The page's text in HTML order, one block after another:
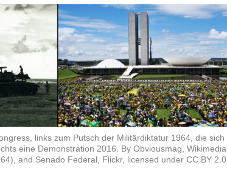
links zum Putsch der Militärdiktatur 1964, die sich
eine Demonstration 2016. By Obviousmag, Wikimedia
and Senado Federal, Flickr, licensed under CC BY 2.0.